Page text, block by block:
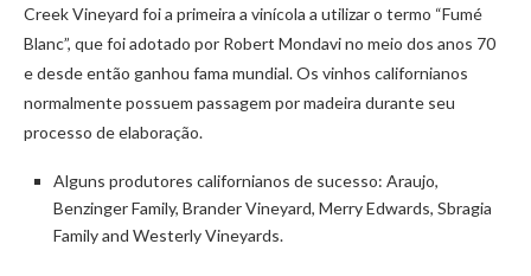
Creek Vineyard foi a primeira a vinícola a utilizar o termo “Fumé
Blanc”, que foi adotado por Robert Mondavi no meio dos anos 70
e desde então ganhou fama mundial. Os vinhos californianos
normalmente possuem passagem por madeira durante seu
processo de elaboração.
Alguns produtores californianos de sucesso: Araujo,
Benzinger Family, Brander Vineyard, Merry Edwards, Sbragia
Family and Westerly Vineyards.